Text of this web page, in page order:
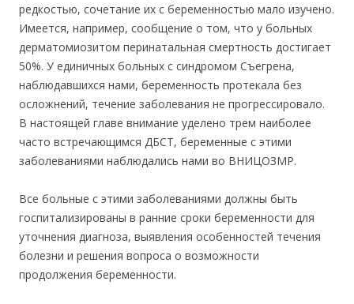
редкостью, сочетание их с беременностью мало изучено.
Имеется, например, сообщение о том, что у больных
дерматомиозитом перинатальная смертность достигает
50%. У единичных больных с синдромом Съегрена,
наблюдавшихся нами, беременность протекала без
осложнений, течение заболевания не прогрессировало.
В настоящей главе внимание уделено трем наиболее
часто встречающимся ДБСТ, беременные с этими
заболеваниями наблюдались нами во ВНИЦОЗМР.
Все больные с этими заболеваниями должны быть
госпитализированы в ранние сроки беременности для
уточнения диагноза, выявления особенностей течения
болезни и решения вопроса о возможности
продолжения беременности.